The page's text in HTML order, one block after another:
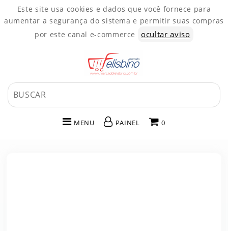
Este site usa cookies e dados que você fornece para
aumentar a segurança do sistema e permitir suas compras
por este canal e-commerce
MENU PAINEL 0